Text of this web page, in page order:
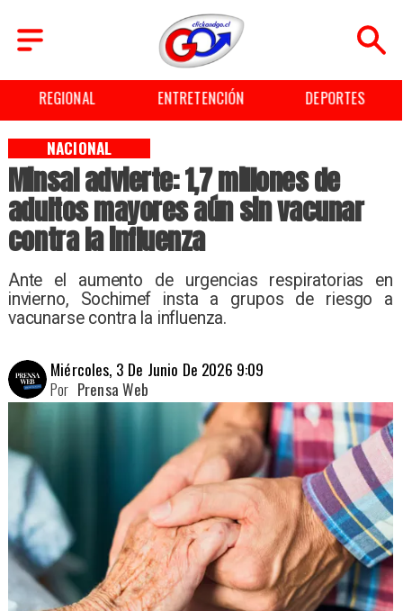
ENTRETENCIÓN DEPORTES CULTURA
Minsal advierte: 1,7 millones de
adultos mayores aún sin vacunar
contra la influenza
Ante el aumento de urgencias respiratorias en
invierno, Sochimef insta a grupos de riesgo a
vacunarse contra la influenza.
NACIONAL
Miércoles, 3 De Junio De 2026 9:09
Prensa Web
Por